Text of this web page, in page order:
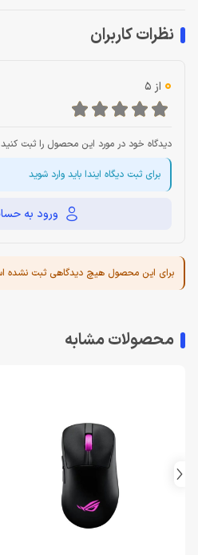
نظرات کاربران
0 از 5
دیدگاه خود در مورد این محصول را ثبت کنید
برای ثبت دیگاه ایندا باید وارد شوید
ورود به
برای این محصول هیچ دیدگاهی ثبت نشده
محصولات مشابه